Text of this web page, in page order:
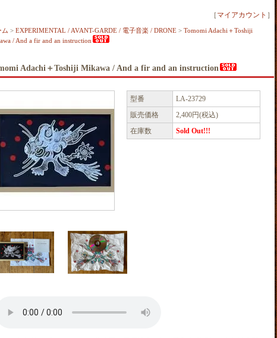
［ マイアカウント ］
ム > EXPERIMENTAL / AVANT-GARDE / 電子音楽 / DRONE > Tomomi Adachi＋Toshiji
/ And a fir and an instruction
Adachi＋Toshiji Mikawa / And a fir and an instruction
型番
LA-23729
販売価格
2,400円(税込)
在庫数
Sold Out!!!